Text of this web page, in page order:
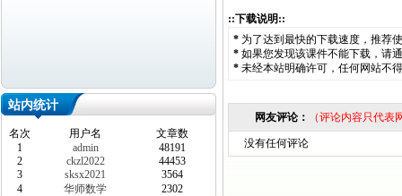
站内统计
名次 用户名
文章数
1
admin
48191
2
ckzl2022
44453
3
sksx2021
3564
4
华师数学
2302
::下载说明::
* 为了达到最快的下载速度，推荐
* 如果您发现该课件不能下载，请
* 未经本站明确许可，任何网站不
网友评论： （评论内容只代
没有任何评论